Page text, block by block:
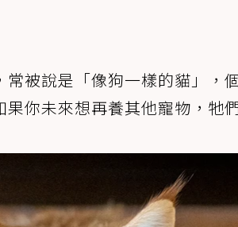
被說是「像狗一樣的貓」，
你未來想再養其他寵物，牠